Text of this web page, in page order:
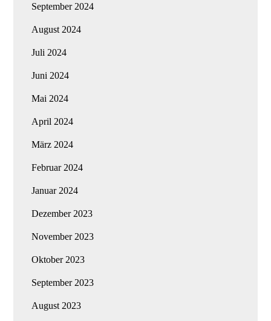
September 2024
August 2024
Juli 2024
Juni 2024
Mai 2024
April 2024
März 2024
Februar 2024
Januar 2024
Dezember 2023
November 2023
Oktober 2023
September 2023
August 2023